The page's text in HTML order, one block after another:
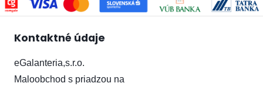
Kontaktné údaje
eGalanteria,s.r.o.
Maloobchod s priadzou na